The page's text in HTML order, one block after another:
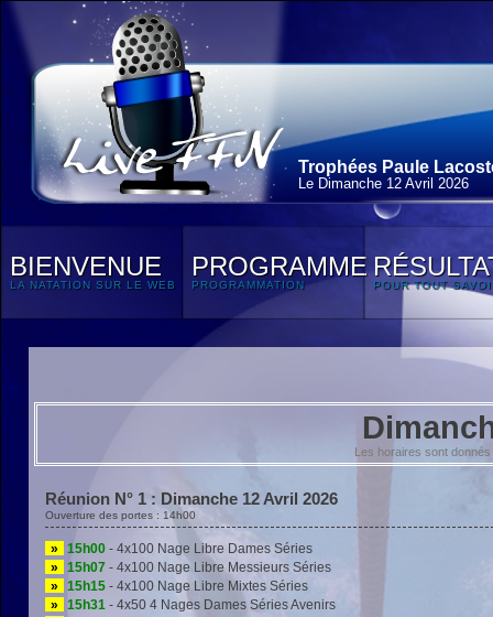
Trophées Paule
Le Dimanche 12 Avril 2026
BIENVENUE
LA NATATION SUR LE WEB
PROGRAMME
PROGRAMMATION POUR TOUT
Les horaires sont
Réunion N° 1 : Dimanche 12 Avril 2026
Ouverture des portes : 14h00
» 15h00 - 4x100 Nage Libre Dames Séries
»
15h07 - 4x100 Nage Libre Messieurs Séries
»
15h15 - 4x100 Nage Libre Mixtes Séries
»
15h31 - 4x50 4 Nages Dames Séries Avenirs